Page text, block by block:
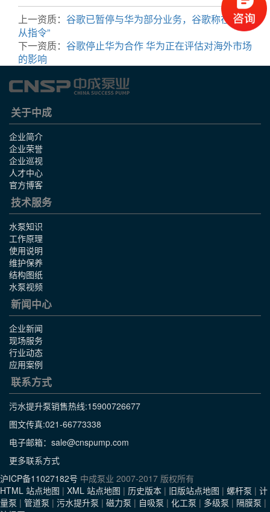
上一资质： 谷歌已暂停与华为部分业务，谷歌称在“遵
从指令”
下一资质： 谷歌停止华为合作 华为正在评估对海外市场
的影响
关于中成
企业简介
企业荣誉
企业巡视
人才中心
官方博客
技术服务
水泵知识
工作原理
使用说明
维护保养
结构图纸
水泵视频
新闻中心
企业新闻
现场服务
行业动态
应用案例
联系方式
污水提升泵销售热线:15900726677
图文传真:021-66773338
电子邮箱：sale@cnspump.com
更多联系方式
沪ICP备11027182号 中成泵业 2007-2017 版权所有
HTML 站点地图 | XML 站点地图 | 历史版本 | 旧版站点地图 | 螺杆泵 | 计
量泵 | 管道泵 | 污水提升泵 | 磁力泵 | 自吸泵 | 化工泵 | 多级泵 | 隔膜泵 |